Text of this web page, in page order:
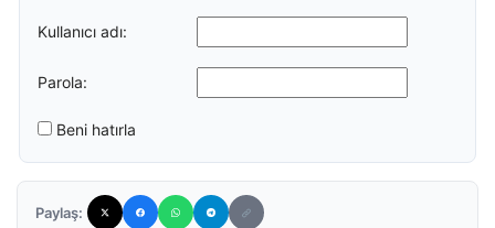
Kullanıcı adı:
Parola:
Beni hatırla
Paylaş: